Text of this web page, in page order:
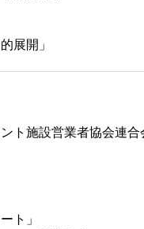
展開」
ト施設営業者協会連合
ト」